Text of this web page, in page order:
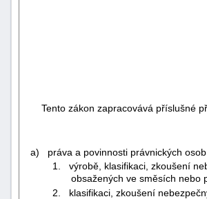
Tento zákon zapracovává příslušné
a) práva a povinnosti právnických
1. výrobě, klasifikaci, zkoušení
obsažených ve směsích nebo
2. klasifikaci, zkoušení